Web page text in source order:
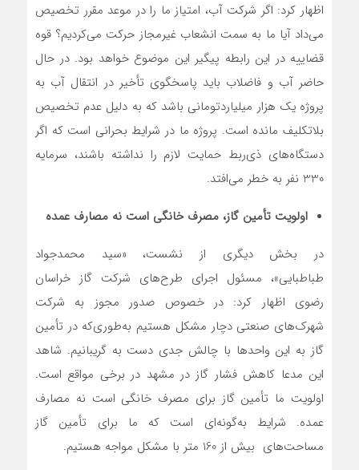
اظهار کرد: اگر شرکت آب، امتیاز ما را در موعد مقرر تخصیص
می‌داد آیا ما به سمت انشعاب غیرمجاز حرکت می‌کردیم؟ قوه
قضاییه در این رابطه پیگیر این موضوع خواهد بود. در حال
حاضر آب و فاضلاب باید پاسخگوی تأخیر در انتقال آب به
پروژه یک هزار میلیاردتومانی باشد که به دلیل عدم تخصیص
بلاتکلیف مانده است. پروژه ما در شرایط بحرانی است که اگر
دستگاه‌های ذی‌ربط حمایت لازم را نداشته باشند، سرمایه
330 نفر به خطر می‌افتد.
اولویت تأمین گاز، مصرف خانگی است نه مصارف عمده
در بخش دیگری از نشست، «سید محمدجواد
طباطبایی»، مسئول اجرای طرح‌های شرکت گاز خراسان
رضوی اظهار کرد: در خصوص صدور مجوز به شرکت
شهرک‌های صنعتی دچار مشکل هستیم به‌طوری‌که در تأمین
گاز به این واحدها با چالش جدی دست به گریبانیم. شاهد
این مدعا کاهش فشار گاز در مشهد در برخی مواقع است.
اولویت ما تأمین گاز برای مصرف خانگی است نه مصارف
عمده. شرایط به‌گونه‌ای است که ما برای تأمین گاز
مساحت‌های بیش از 160 متر با مشکل مواجه هستیم.